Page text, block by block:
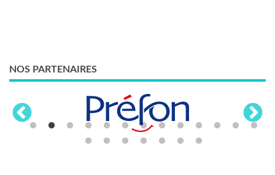
NOS PARTENAIRES